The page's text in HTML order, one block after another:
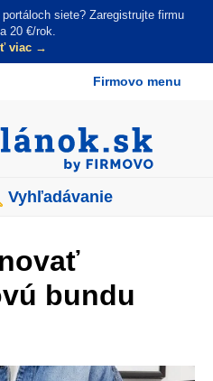
siete? Zaregistrujte firmu
20 €/rok.
viac →
Firmovo menu
Vyhľadávanie
bundu